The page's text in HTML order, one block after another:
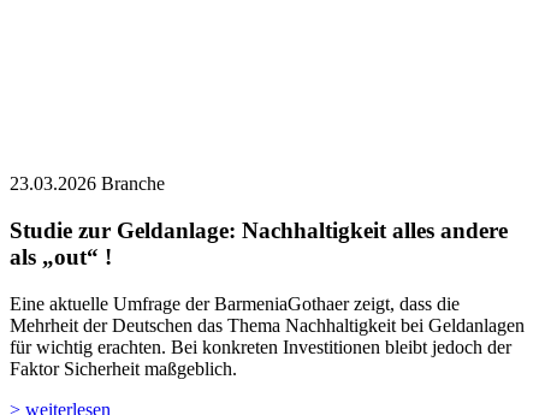
> weiterlesen
Video
Das Video der Woche – präsentiert von unserem Content-Partner